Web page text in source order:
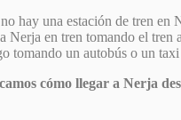
hay una estación de tren en
Nerja en tren tomando el tren
tomando un autobús o un
cómo llegar a Nerja